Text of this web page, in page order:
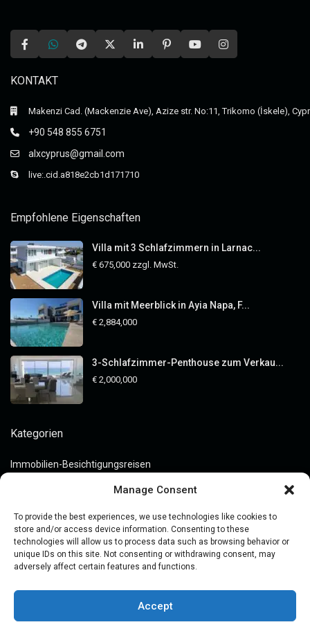
Manage Consent
To provide the best experiences, we use technologies like cookies to
store and/or access device information. Consenting to these
technologies will allow us to process data such as browsing behavior or
unique IDs on this site. Not consenting or withdrawing consent, may
adversely affect certain features and functions.
Accept
KONTAKT
Makenzi Cad. (Mackenzie Ave), Azize str. No:11, Trikomo (İskele),
+90 548 855 6751
alxcyprus@gmail.com
live:.cid.a818e2cb1d171710
Empfohlene Eigenschaften
Villa mit 3 Schlafzimmern in Larnac...
€ 675,000 zzgl. MwSt.
Villa mit Meerblick in Ayia Napa, F...
€ 2,884,000
3-Schlafzimmer-Penthouse zum Verkau...
€ 2,000,000
Kategorien
Immobilien-Besichtigungsreisen
Immobilieninvestitionen
Leitfäden
Markteinblicke
Off-Market Assets
Preis